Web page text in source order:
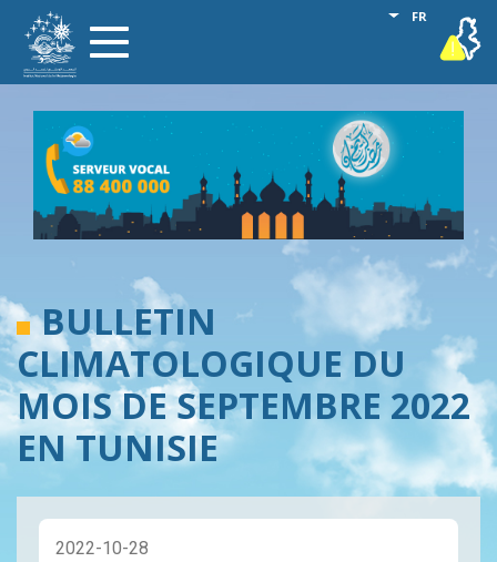
contenu
Toggle
navigation
FR
Lister les
vigilance
BULLETIN
CLIMATOLOGIQUE DU
MOIS DE SEPTEMBRE 2022
EN TUNISIE
2022-10-28